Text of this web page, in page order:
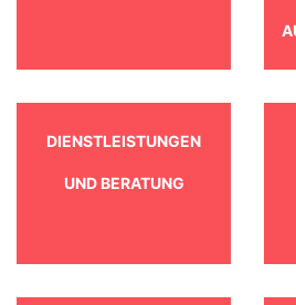
DIENSTLEISTUNGEN
UND BERATUNG